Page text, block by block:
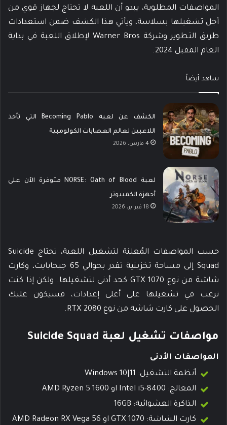
المواصفات المطلوبة، يبدو أن اللعبة لا تحتاج لجهاز قوي من
أجل تشغيلها بسلاسة، ويأتي هذا الكشف ضمن استعدادات
طريق التطوير وشركة Warner Bros لإطلاق اللعبة في بداية
العام المقبل 2024.
شاهد أيضاً
الكشف عن لعبة Becoming Pablo التي تأخذ
اللاعبين لعالم العصابات الكولومبية
4 مارس، 2026
لعبة NORSE: Oath of Blood متوفرة الآن على
أجهزة الكمبيوتر
18 فبراير، 2026
حسب المواصفات المُعلنة لتشغيل اللعبة، تحتاج Suicide
Squad إلى مساحة تخزينية تقدر بحوالي 65 جيجابايت، وكارت
شاشة من نوع GTX 1070 كحد أدنى لتشغيلها. ولكن إذا كنت
ترغب في تشغيلها على أعلى إعدادات، فسيكون عليك
الحصول على كارت شاشة من نوع RTX 2080.
مواصفات تشغيل لعبة Suicide Squad
المواصفات الأدنى
أنظمة التشغيل: Windows 10|11
المعالج: Intel i5-8400 او AMD Ryzen 5 1600
الذاكرة العشوائية: 16GB
كارت الشاشة: GTX 1070 او AMD Radeon RX Vega 56